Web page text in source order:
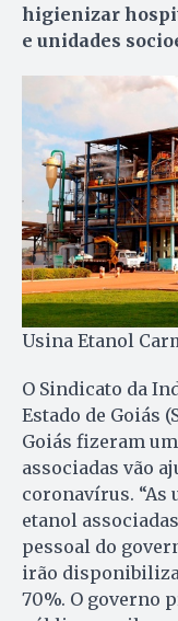
higienizar
e unidades
Usina Etanol
O Sindicato da
Estado de Goiás
Goiás fizeram
associadas vão
coronavírus. “As
etanol
pessoal do
irão
70%. O governo